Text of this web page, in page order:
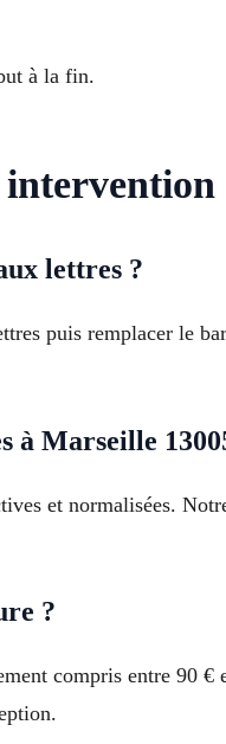
à la fin.
lettres ?
puis remplacer le
à Marseille
et normalisées.
?
compris entre 90